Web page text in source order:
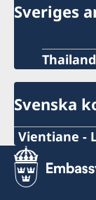
Sveriges
Svenska
Vientiane -
+856 (0)20 55